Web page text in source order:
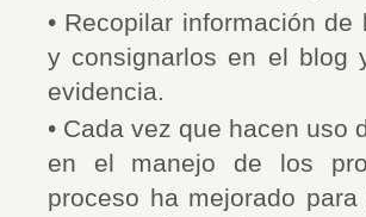
• Recopilar información
y consignarlos en el blog
evidencia.
• Cada vez que hacen uso
en el manejo de los
proceso ha mejorado